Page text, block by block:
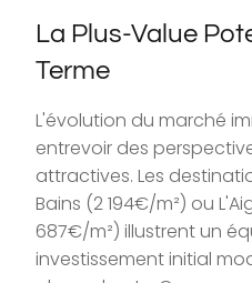
La Plus-Value
Terme
L'évolution du marché
entrevoir des
attractives. Les
Bains (2 194€/m²) ou
687€/m²) illustrent un
investissement initial